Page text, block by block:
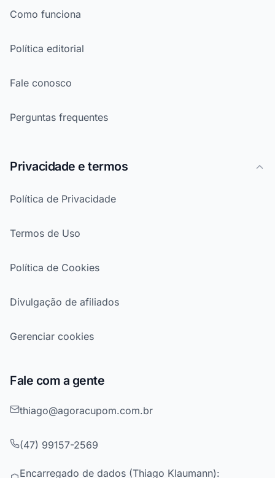
Como funciona
Política editorial
Fale conosco
Perguntas frequentes
Privacidade e termos
Política de Privacidade
Termos de Uso
Política de Cookies
Divulgação de afiliados
Gerenciar cookies
Fale com a gente
thiago@agoracupom.com.br
(47) 99157-2569
Encarregado de dados (Thiago Klaumann):